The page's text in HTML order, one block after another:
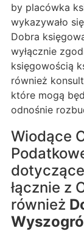
by placówka
wykazywało
Dobra
wyłącznie
księgowością
również
które mogą
odnośnie
Wiodące
łącznie z
również